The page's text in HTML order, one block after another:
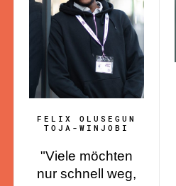
FELIX OLUSEGUN
TOJA-WINJOBI
"Viele möchten
nur schnell weg,